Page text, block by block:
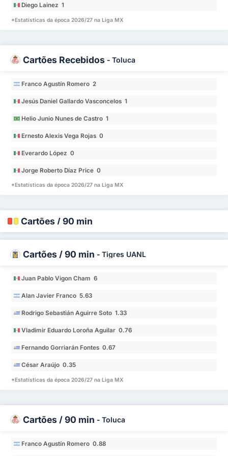
Diego Lainez 1
*Estatísticas da época 2026/27 na Liga MX
Cartões Recebidos - Toluca
Franco Agustín Romero 2
Jesús Daniel Gallardo Vasconcelos 1
Helio Junio Nunes de Castro 1
Ernesto Alexis Vega Rojas 0
Everardo López 0
Jorge Roberto Díaz Price 0
*Estatísticas da época 2026/27 na Liga MX
Cartões / 90 min
Cartões / 90 min - Tigres UANL
Juan Pablo Vigon Cham 6
Alan Javier Franco 5.63
Rodrigo Sebastián Aguirre Soto 1.33
Vladimir Eduardo Loroña Aguilar 0.76
Fernando Gorriarán Fontes 0.67
César Araújo 0.35
*Estatísticas da época 2026/27 na Liga MX
Cartões / 90 min - Toluca
Franco Agustín Romero 0.88